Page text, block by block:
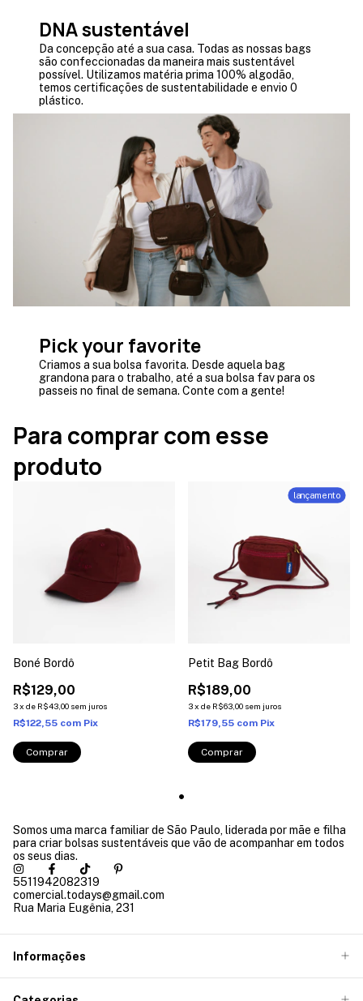
DNA sustentável
Da concepção até a sua casa. Todas as nossas bags
são confeccionadas da maneira mais sustentável
possível. Utilizamos matéria prima 100% algodão,
temos certificações de sustentabilidade e envio 0
plástico.
Pick your favorite
Criamos a sua bolsa favorita. Desde aquela bag
grandona para o trabalho, até a sua bolsa fav para os
passeis no final de semana. Conte com a gente!
Para comprar com esse
produto
Boné Bordô
R$129,00
3x de R$43,00 sem juros
R$122,55 com Pix
lançamento
Petit Bag Bordô
R$189,00
3x de R$63,00 sem juros
R$179,55 com Pix
Somos uma marca familiar de São Paulo, liderada por mãe e filha
para criar bolsas sustentáveis que vão de acompanhar em todos
os seus dias.
5511942082319
comercial.todays@gmail.com
Rua Maria Eugênia, 231
Informações